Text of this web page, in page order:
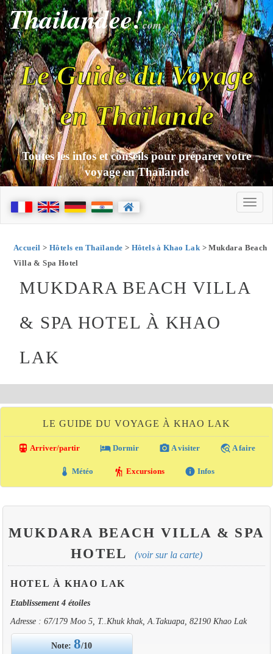
Thailandee!com
Le Guide du Voyage
en Thaïlande
Toutes les infos et conseils pour préparer votre
voyage en Thaïlande
Accueil > Hôtels en Thaïlande > Hôtels à Khao Lak > Mukdara Beach
Villa & Spa Hotel
MUKDARA BEACH VILLA
& SPA HOTEL À KHAO
LAK
LE GUIDE DU VOYAGE À KHAO LAK
directions_transit Arriver/partir local_hotel Dormir photo_camera A visiter travel_explore A faire
thermostat Météo hiking Excursions info Infos
MUKDARA BEACH VILLA & SPA
HOTEL
(voir sur la carte)
HOTEL À KHAO LAK
Etablissement 4 étoiles
Adresse : 67/179 Moo 5, T..Khuk khak, A.Takuapa, 82190 Khao Lak
Note:8/10